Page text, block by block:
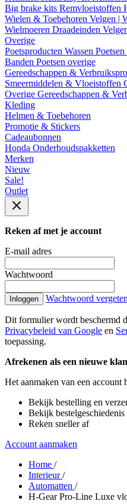
Big brake kits Remvloeistoffen
Wielen & Toebehoren Velgen |
Wielmoeren Draadeinden
Overige
Poetsproducten Wassen
Banden Poetsen overige
Gereedschappen &
Smeermiddelen & Vloeistoffen
Overige Gereedschappen &
Kleding
Helmen & Toebehoren
Promotie & Stickers
Cadeaubonnen
Honda Onderhoudspakketten
Merken
Nieuw
Sale!
Outlet
Reken af met je account
E-mail adres
Wachtwoord
Inloggen Wachtwoord
Dit formulier wordt beschermd
Privacybeleid van Google en
toepassing.
Afrekenen als een nieuwe
Het aanmaken van een account
Bekijk bestelling en
Bekijk bestelgeschiedenis
Reken sneller af
Account aanmaken
Home /
Interieur/
Automatten /
H-Gear Pro-Line Luxe